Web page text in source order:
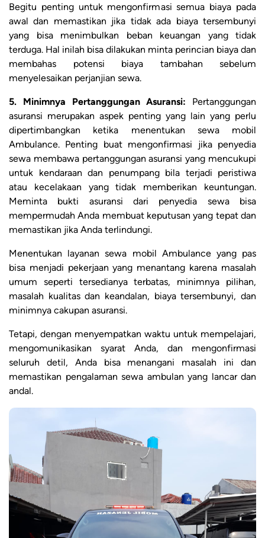
Begitu penting untuk mengonfirmasi semua biaya pada
awal dan memastikan jika tidak ada biaya tersembunyi
yang bisa menimbulkan beban keuangan yang tidak
terduga. Hal inilah bisa dilakukan minta perincian biaya dan
membahas potensi biaya tambahan sebelum
menyelesaikan perjanjian sewa.
5. Minimnya Pertanggungan Asuransi: Pertanggungan
asuransi merupakan aspek penting yang lain yang perlu
dipertimbangkan ketika menentukan sewa mobil
Ambulance. Penting buat mengonfirmasi jika penyedia
sewa membawa pertanggungan asuransi yang mencukupi
untuk kendaraan dan penumpang bila terjadi peristiwa
atau kecelakaan yang tidak memberikan keuntungan.
Meminta bukti asuransi dari penyedia sewa bisa
mempermudah Anda membuat keputusan yang tepat dan
memastikan jika Anda terlindungi.
Menentukan layanan sewa mobil Ambulance yang pas
bisa menjadi pekerjaan yang menantang karena masalah
umum seperti tersedianya terbatas, minimnya pilihan,
masalah kualitas dan keandalan, biaya tersembunyi, dan
minimnya cakupan asuransi.
Tetapi, dengan menyempatkan waktu untuk mempelajari,
mengomunikasikan syarat Anda, dan mengonfirmasi
seluruh detil, Anda bisa menangani masalah ini dan
memastikan pengalaman sewa ambulan yang lancar dan
andal.